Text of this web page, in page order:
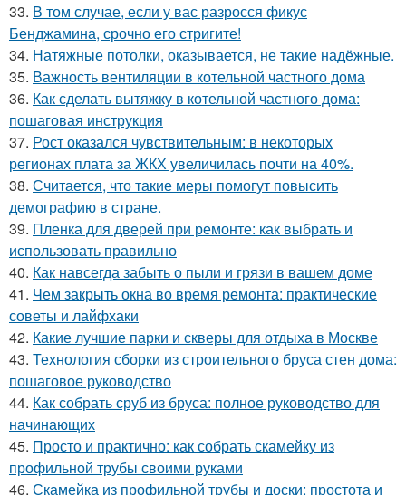
33. В том случае, если у вас разросся фикус
Бенджамина, срочно его стригите!
34. Натяжные потолки, оказывается, не такие надёжные.
35. Важность вентиляции в котельной частного дома
36. Как сделать вытяжку в котельной частного дома:
пошаговая инструкция
37. Рост оказался чувствительным: в некоторых
регионах плата за ЖКХ увеличилась почти на 40%.
38. Считается, что такие меры помогут повысить
демографию в стране.
39. Пленка для дверей при ремонте: как выбрать и
использовать правильно
40. Как навсегда забыть о пыли и грязи в вашем доме
41. Чем закрыть окна во время ремонта: практические
советы и лайфхаки
42. Какие лучшие парки и скверы для отдыха в Москве
43. Технология сборки из строительного бруса стен дома:
пошаговое руководство
44. Как собрать сруб из бруса: полное руководство для
начинающих
45. Просто и практично: как собрать скамейку из
профильной трубы своими руками
46. Скамейка из профильной трубы и доски: простота и